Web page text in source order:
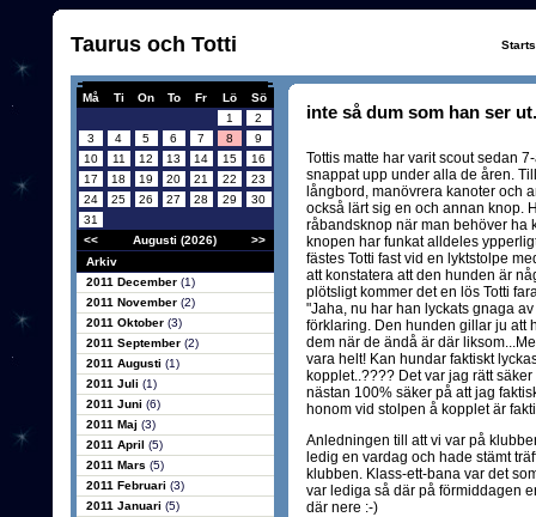
Taurus och Totti
Må Ti On To Fr Lö
Sö
1
2
3
4 5 6 7 8
9
10
11 12 13 14 15
16
17
18 19 20 21 22
23
24
25 26 27 28 29
30
31
<<
Augusti (2026)
>>
Arkiv
2011 December (1)
2011 November (2)
2011 Oktober (3)
2011 September (2)
2011 Augusti (1)
2011 Juli (1)
2011 Juni (6)
2011 Maj (3)
2011 April (5)
2011 Mars (5)
2011 Februari (3)
2011 Januari (5)
inte så dum som han ser
Tottis matte har varit scout sedan
snappat upp under alla de åren.
långbord, manövrera kanoter och
också lärt sig en och annan knop.
råbandsknop när man behöver ha
knopen har funkat alldeles
fästes Totti fast vid en lyktstolpe
att konstatera att den hunden är
plötsligt kommer det en lös Totti
"Jaha, nu har han lyckats gnaga
förklaring. Den hunden gillar ju att
dem när de ändå är där
vara helt! Kan hundar faktiskt
kopplet..???? Det var jag rätt
nästan 100% säker på att jag
honom vid stolpen å kopplet är
Anledningen till att vi var på
ledig en vardag och hade stämt
klubben. Klass-ett-bana var det
var lediga så där på förmiddagen
där nere :-)